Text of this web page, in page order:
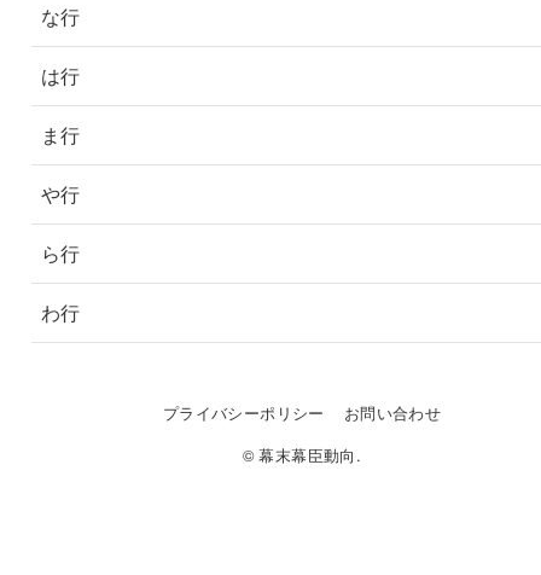
な行
は行
ま行
や行
ら行
わ行
プライバシーポリシー
お問い合わせ
© 幕末幕臣動向.